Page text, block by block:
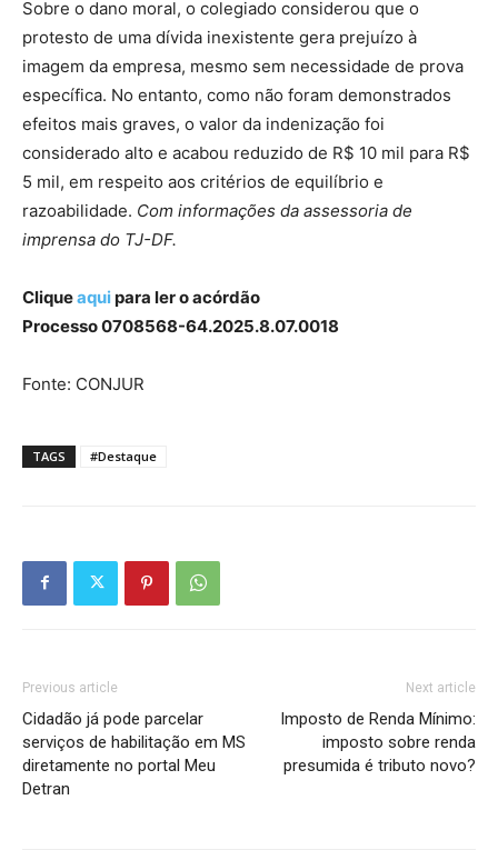
Sobre o dano moral, o colegiado considerou que o
protesto de uma dívida inexistente gera prejuízo à
imagem da empresa, mesmo sem necessidade de prova
específica. No entanto, como não foram demonstrados
efeitos mais graves, o valor da indenização foi
considerado alto e acabou reduzido de R$ 10 mil para R$
5 mil, em respeito aos critérios de equilíbrio e
razoabilidade. Com informações da assessoria de
imprensa do TJ-DF.
Cliqueaquipara ler o acórdão
Processo 0708568-64.2025.8.07.0018
Fonte: CONJUR
TAGS #Destaque
Previous article
Cidadão já pode parcelar
serviços de habilitação em MS
diretamente no portal Meu
Detran
Next article
Imposto de Renda Mínimo:
imposto sobre renda
presumida é tributo novo?